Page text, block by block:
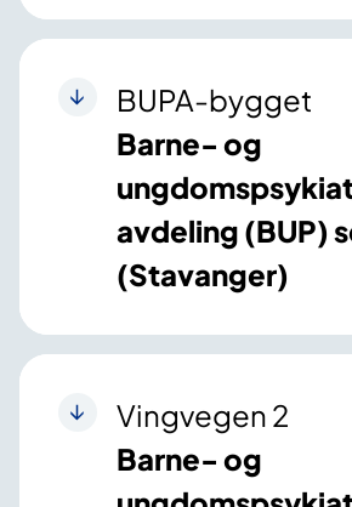
BUPA-bygget
Barne- og
avdeling (BUP)
(Stavanger)
Vingvegen 2
Barne- og